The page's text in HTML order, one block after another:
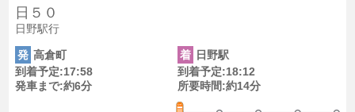
日５０
日野駅行
発 高倉町
到着予定:17:58
発車まで:約6分
着 日野駅
到着予定:18:12
所要時間:約14分